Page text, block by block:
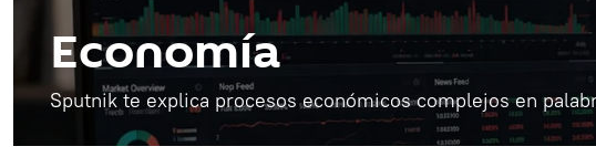
Economía
Sputnik te explica procesos económicos complejos en